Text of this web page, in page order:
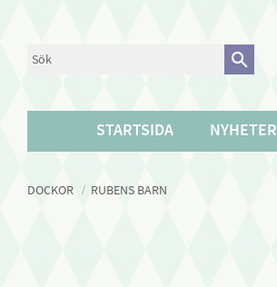
STARTSIDA NYHETER
DOCKOR RUBENS BARN